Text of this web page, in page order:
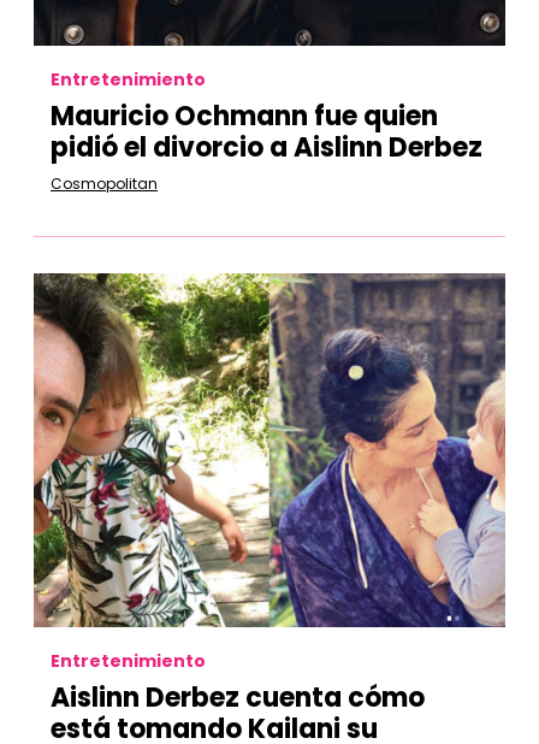
Entretenimiento
Mauricio Ochmann fue quien
pidió el divorcio a Aislinn Derbez
Cosmopolitan
Entretenimiento
Aislinn Derbez cuenta cómo
está tomando Kailani su